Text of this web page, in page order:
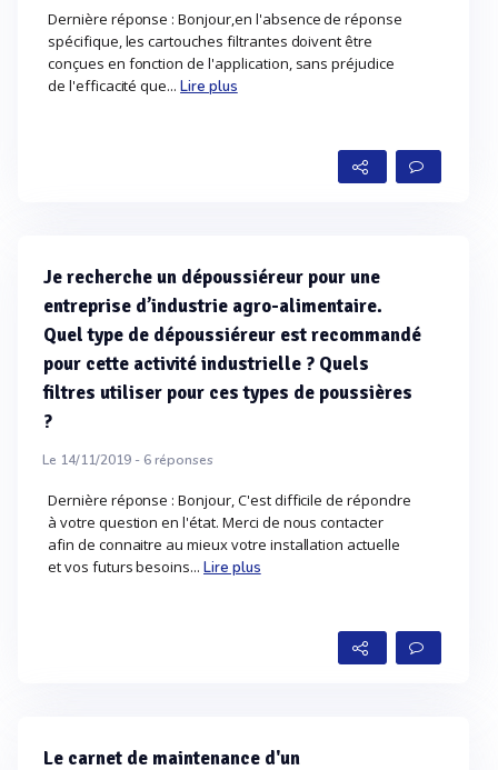
Dernière réponse : Bonjour,en l'absence de réponse
spécifique, les cartouches filtrantes doivent être
conçues en fonction de l'application, sans préjudice
de l'efficacité que...Lire plus
Je recherche un dépoussiéreur pour une
entreprise d’industrie agro-alimentaire.
Quel type de dépoussiéreur est recommandé
pour cette activité industrielle ? Quels
filtres utiliser pour ces types de poussières
?
Le 14/11/2019 - 6réponses
Dernière réponse : Bonjour, C'est difficile de répondre
à votre question en l'état. Merci de nous contacter
afin de connaitre au mieux votre installation actuelle
et vos futurs besoins...Lire plus
Le carnet de maintenance d'un